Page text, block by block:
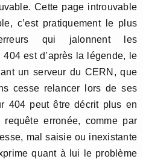
Cette page introuvable
c’est pratiquement le plus
qui jalonnent les
est d’après la légende, le
un serveur du CERN, que
cesse relancer lors de ses
404 peut être décrit plus en
erronée, comme par
mal saisie ou inexistante
quant à lui le problème